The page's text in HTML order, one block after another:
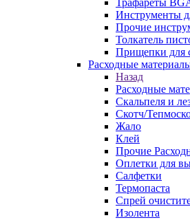
Трафареты
Инструменты
Прочие
Толкатель
Прищепки для
Расходные
Назад
Расходные
Скальпеля и
Скотч/
Жало
Клей
Прочие
Оплетки для
Салфетки
Термопаста
Спрей
Изолента